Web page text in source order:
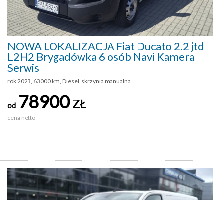
NOWA LOKALIZACJA Fiat Ducato 2.2 jtd
L2H2 Brygadówka 6 osób Navi Kamera
Serwis
rok 2023, 63000 km, Diesel, skrzynia manualna
od 78900ZŁ
cena netto